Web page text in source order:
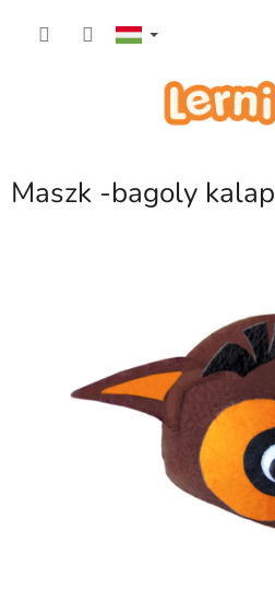
Maszk -bagoly kalap